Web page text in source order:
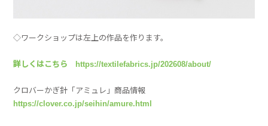
◇ワークショップは左上の作品を作ります。
詳しくはこちら https://textilefabrics.jp/202608/about/
クロバーかぎ針「アミュレ」商品情報
https://clover.co.jp/seihin/amure.html